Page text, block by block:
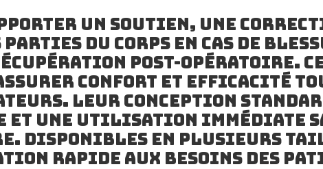
un soutien, une
du corps en cas de
post-opératoire.
confort et efficacité
Leur conception
une utilisation immédiate
Disponibles en plusieurs
rapide aux besoins des